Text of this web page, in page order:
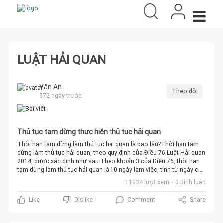
LUẬT HẢI QUAN
Văn An
972 ngày trước
Theo dõi
Thủ tục tạm dừng thực hiện thủ tục hải quan
Thời hạn tạm dừng làm thủ tục hải quan là bao lâu?Thời hạn tạm
dừng làm thủ tục hải quan, theo quy định của Điều 76 Luật Hải quan
2014, được xác định như sau:Theo khoản 3 của Điều 76, thời hạn
tạm dừng làm thủ tục hải quan là 10 ngày làm việc, tính từ ngày cơ
quan hải quan ra quyết định. Trong trường hợp người yêu cầu tạm
dừng có lý do chính đáng, thời hạn này có thể kéo dài, nhưng
không vượt quá 20 ngày làm việc. Điều kiện để kéo dài thời hạn là
người yêu cầu tạm dừng phải nộp thêm khoản tiền hoặc chứng từ
11934 lượt xem 0 bình luận
Like Dislike Comment Share